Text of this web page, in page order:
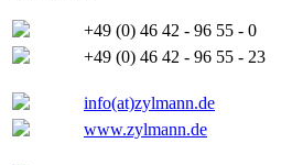
+49 (0) 46 42 - 96 55 - 0
+49 (0) 46 42 - 96 55 - 23
info(at)zylmann.de
www.zylmann.de